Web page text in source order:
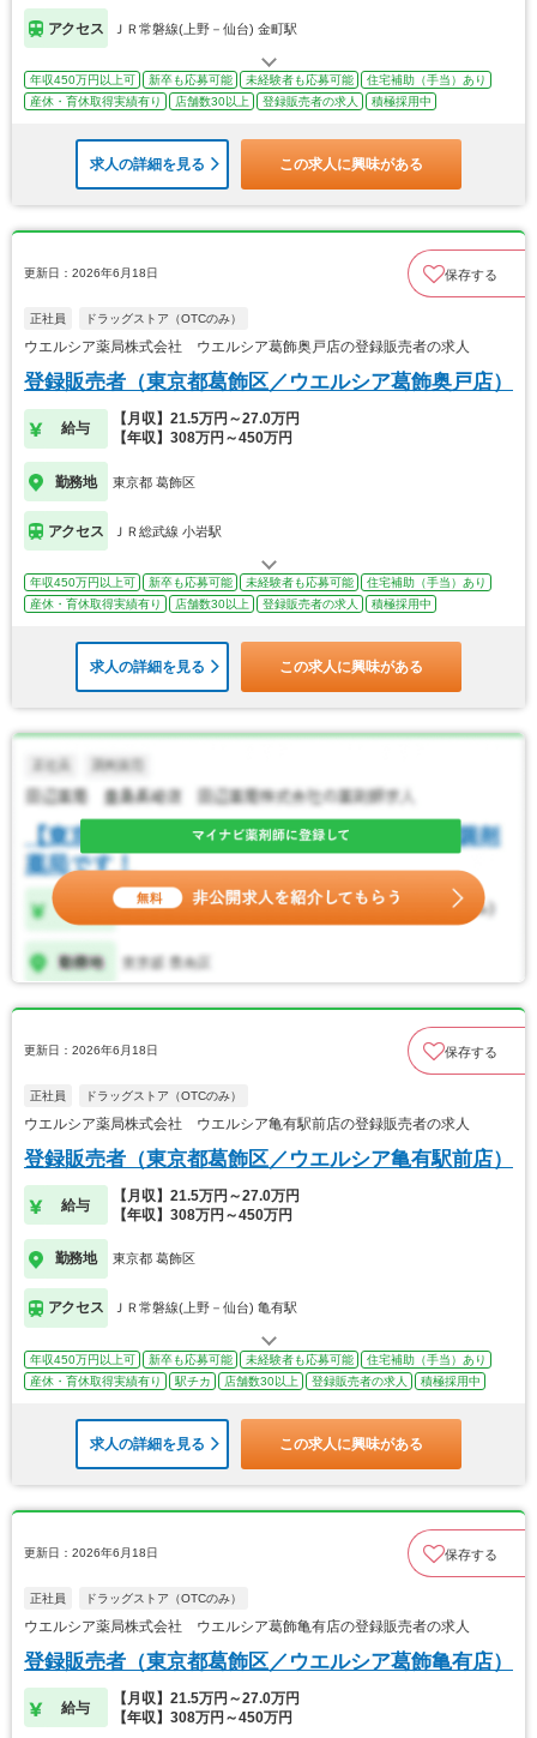
アクセス ＪＲ常磐線(上野－仙台) 金町駅
年収450万円以上可 新卒も応募可能 未経験者も応募可能
住宅補助（手当）あり
産休・育休取得実績有り
店舗数30以上 登録販売者の求人 積極採用中
求人の詳細を見る この求人に興味がある
更新日：2026年6月18日 保存する
正社員 ドラッグストア（OTCのみ）
ウエルシア薬局株式会社 ウエルシア葛飾奥戸店の登録販売者の求人
登録販売者（東京都葛飾区／ウエルシア葛飾奥戸店）
給与
【月収】21.5万円～27.0万円
【年収】308万円～450万円
勤務地 東京都 葛飾区
アクセス ＪＲ総武線 小岩駅
年収450万円以上可 新卒も応募可能 未経験者も応募可能
住宅補助（手当）あり
産休・育休取得実績有り
店舗数30以上 登録販売者の求人 積極採用中
求人の詳細を見る この求人に興味がある
更新日：2026年6月18日 保存する
正社員 ドラッグストア（OTCのみ）
ウエルシア薬局株式会社 ウエルシア亀有駅前店の登録販売者の求人
登録販売者（東京都葛飾区／ウエルシア亀有駅前店）
給与
【月収】21.5万円～27.0万円
【年収】308万円～450万円
勤務地 東京都 葛飾区
アクセス ＪＲ常磐線(上野－仙台) 亀有駅
年収450万円以上可 新卒も応募可能 未経験者も応募可能
住宅補助（手当）あり
産休・育休取得実績有り
駅チカ 店舗数30以上 登録販売者の求人 積極採用中
求人の詳細を見る この求人に興味がある
更新日：2026年6月18日 保存する
正社員 ドラッグストア（OTCのみ）
ウエルシア薬局株式会社 ウエルシア葛飾亀有店の登録販売者の求人
登録販売者（東京都葛飾区／ウエルシア葛飾亀有店）
給与
【月収】21.5万円～27.0万円
【年収】308万円～450万円